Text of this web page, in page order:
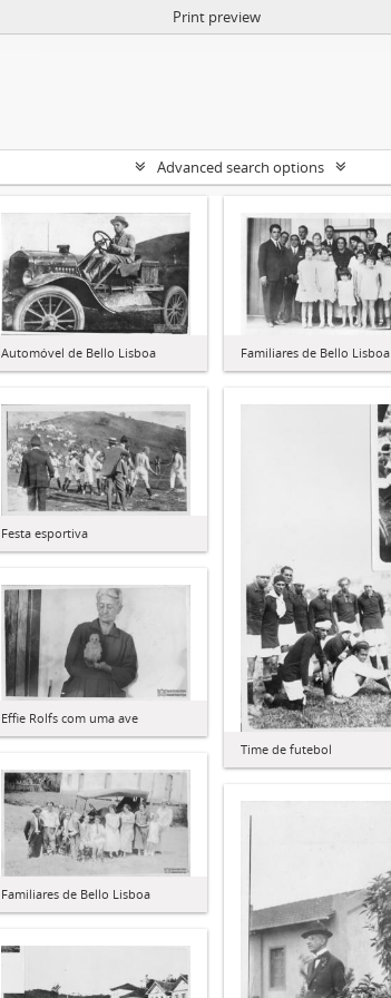
Print preview
Advanced search options
Automóvel de Bello Lisboa
Familiares de Bello Lisboa
Time de futebol
Festa esportiva
Effie Rolfs com uma ave
Familiares de Bello Lisboa